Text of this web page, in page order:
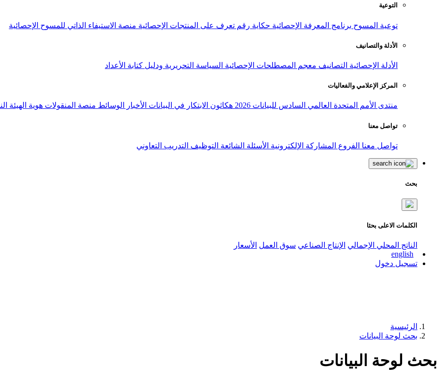
التوعية
توعية المسوح برنامج المعرفة الإحصائية حكاية رقم تعرف على المنتجات الإحصائية منصة الاستيفاء الذاتي للمسوح الإحصائية
الأدلة والتصانيف
الأدلة الإحصائية التصانيف معجم المصطلحات الإحصائية السياسة التحريرية ودليل كتابة الأعداد
المركز الإعلامي والفعاليات
منتدى الأمم المتحدة العالمي السادس للبيانات 2026 هكاثون الابتكار في البيانات الأخبار الوسائط منصة المنقولات هوية الهيئة
تواصل معنا
تواصل معنا الفروع المشاركة الإلكترونية الأسئلة الشائعة التوظيف التدريب التعاوني
بحث
الكلمات الاعلى بحثا
الناتج المحلي الإجمالي الإنتاج الصناعي سوق العمل الأسعار
english
تسجيل دخول
الرئيسية
بحث لوحة البيانات
بحث لوحة البيانات